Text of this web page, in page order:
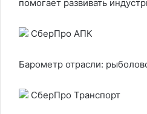
помогает развивать
СберПро АПК
Барометр отрасли:
СберПро Транспорт